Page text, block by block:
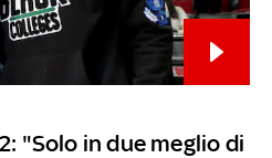
"Solo in due meglio di